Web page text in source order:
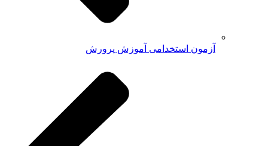
آزمون استخدامی آموزش پرورش